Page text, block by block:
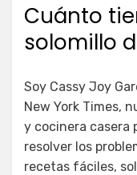
Cuánto
solomillo
Soy Cassy Joy
New York Times,
y cocinera casera
resolver los
recetas fáciles,